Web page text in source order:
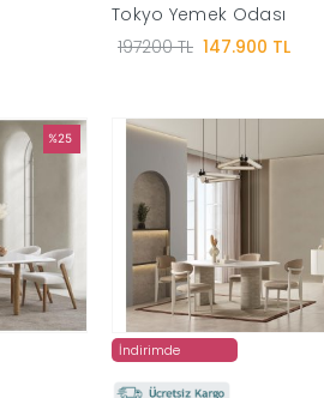
Tokyo Yemek Odası
197200 TL 147.900 TL
%25
İndirimde